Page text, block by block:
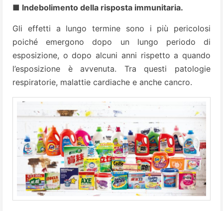
■ Indebolimento della risposta immunitaria.
Gli effetti a lungo termine sono i più pericolosi
poiché emergono dopo un lungo periodo di
esposizione, o dopo alcuni anni rispetto a quando
l’esposizione è avvenuta. Tra questi patologie
respiratorie, malattie cardiache e anche cancro.